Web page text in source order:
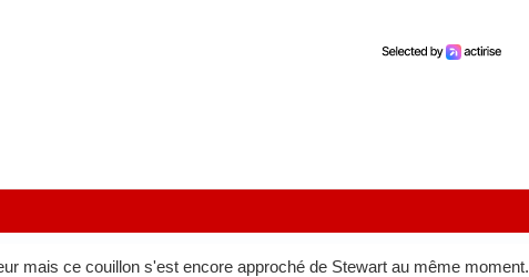
mais ce couillon s'est encore approché de Stewart au même moment.